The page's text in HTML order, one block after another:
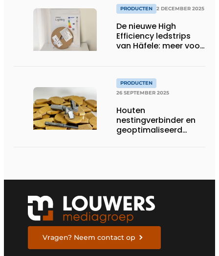
PRODUCTEN 2 DECEMBER 2025
De nieuwe High
Efficiency ledstrips
van Häfele: meer voor
PRODUCTEN
26 SEPTEMBER 2025
Houten
nestingverbinder en
geoptimaliseerd
Vragen? Neem contact op